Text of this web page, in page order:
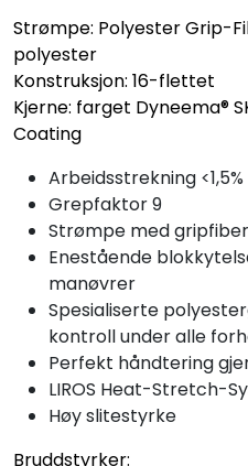
Strømpe: Polyester Grip-
polyester
Konstruksjon: 16-flettet
Kjerne: farget Dyneema®
Coating
Arbeidsstrekning <1,5%
Grepfaktor 9
Strømpe med
Enestående
manøvrer
Spesialiserte
kontroll under alle
Perfekt håndtering
LIROS Heat-Stretch-
Høy slitestyrke
Bruddstyrker: